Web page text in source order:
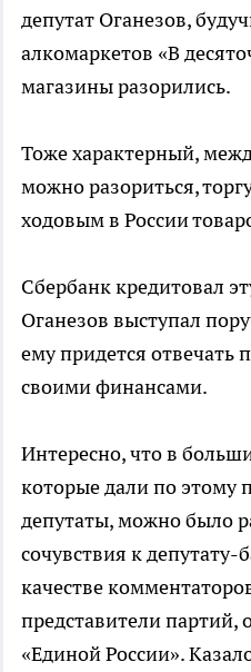
депутат Оганезов,
алкомаркетов «В
магазины разорились.
Тоже характерный,
можно разориться,
ходовым в России
Сбербанк кредитовал
Оганезов выступал
ему придется отвечать
своими финансами.
Интересно, что в
которые дали по этому
депутаты, можно было
сочувствия к депутату-
качестве
представители
«Единой России».